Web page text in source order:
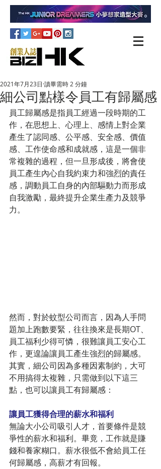
細公司點樣令員工有歸屬感
2021年7月23日 讀畢需時 2 分鐘
員工歸屬感是指員工經過一段時期的工
作，在思想上、心理上、感情上對企業
產生了認同感、公平感、安全感、價值
感、工作使命感和成就感，這是一個非
常複雜的過程，但一旦形成後，將會使
員工產生內心自我約束力和強烈的責任
感，調動員工自身的內部驅動力而形成
自我激勵，最終提升企業生產力及競爭
力。
然而，對於蚊型公司而言，因為人手問
題加上跑數要緊，往往換來是長期OT、
員工福利少得可憐，很難讓員工安心工
作，更遑論讓員工產生強烈的歸屬感。
其實，細公司因為多種因素制約，大可
不用搞得太複雜，只需做到以下這三
點，也可以讓員工有歸屬感：
讓員工獲得合理的薪水和福利
無論大小公司吸引人才，首要條件是競
爭性的薪水和福利。畢竟，工作就是賺
錢和養家糊口。薪水很低不會給員工任
何歸屬感，高薪才有回報。